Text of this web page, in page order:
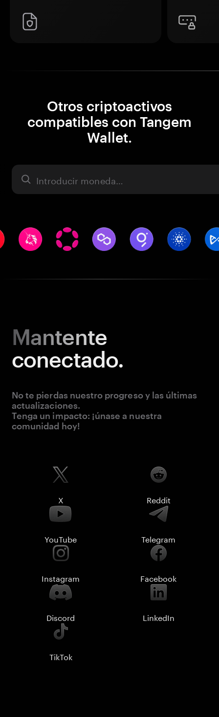
Otros criptoactivos
compatibles con Tangem
Wallet.
Activo
Mantente
conectado.
No te pierdas nuestro progreso y las últimas
actualizaciones.
Tenga un impacto: ¡únase a nuestra
comunidad hoy!
X Reddit
YouTube Telegram
Instagram Facebook
Discord LinkedIn
TikTok